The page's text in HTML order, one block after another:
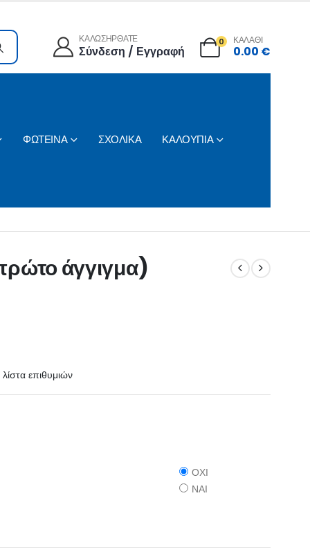
ΚΑΛΩΣΗΡΘΑΤΕ
Σύνδεση / Εγγραφή
0 ΚΑΛΑΘΙ
0.00 €
ΦΩΤΕΙΝΑ ΣΧΟΛΙΚΑ ΚΑΛΟΥΠΙΑ
άγγιγμα)
επιθυμιών
ΟΧΙ
ΝΑΙ